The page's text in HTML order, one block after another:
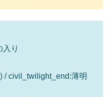
り
/ civil_twilight_end:薄明